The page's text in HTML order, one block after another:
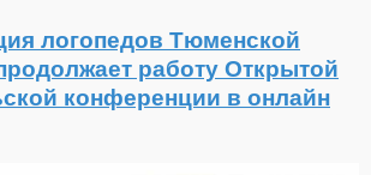
логопедов Тюменской
работу Открытой
конференции в онлайн